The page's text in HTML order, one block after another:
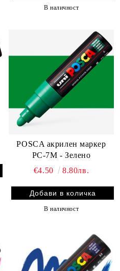
В наличност
POSCA акрилен маркер
PC-7M - Зелено
€4.50
8.80лв.
В наличност